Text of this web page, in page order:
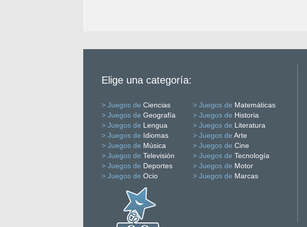
Elige una categoría:
> Juegos de Ciencias > Juegos de Matemáticas
> Juegos de Geografía > Juegos de Historia
> Juegos de Lengua > Juegos de Literatura
> Juegos de Idiomas > Juegos de Arte
> Juegos de Música > Juegos de Cine
> Juegos de Televisión > Juegos de Tecnología
> Juegos de Deportes > Juegos de Motor
> Juegos de Ocio > Juegos de Marcas